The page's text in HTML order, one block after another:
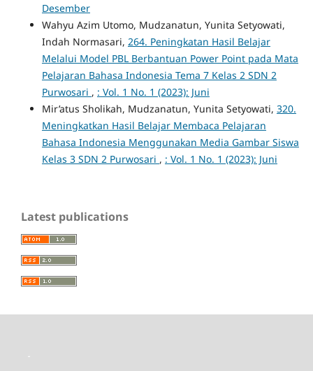
Desember
Wahyu Azim Utomo, Mudzanatun, Yunita Setyowati,
Indah Normasari, 264. Peningkatan Hasil Belajar
Melalui Model PBL Berbantuan Power Point pada Mata
Pelajaran Bahasa Indonesia Tema 7 Kelas 2 SDN 2
Purwosari , : Vol. 1 No. 1 (2023): Juni
Mir’atus Sholikah, Mudzanatun, Yunita Setyowati, 320.
Meningkatkan Hasil Belajar Membaca Pelajaran
Bahasa Indonesia Menggunakan Media Gambar Siswa
Kelas 3 SDN 2 Purwosari , : Vol. 1 No. 1 (2023): Juni
Latest publications